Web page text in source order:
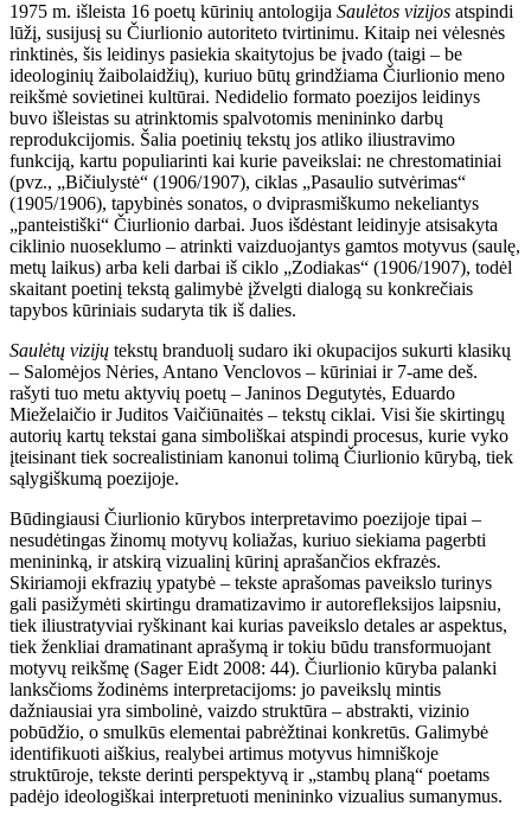
1975 m. išleista 16 poetų kūrinių antologija Saulėtos vizijos atspindi
lūžį, susijusį su Čiurlionio autoriteto tvirtinimu. Kitaip nei vėlesnės
rinktinės, šis leidinys pasiekia skaitytojus be įvado (taigi – be
ideologinių žaibolaidžių), kuriuo būtų grindžiama Čiurlionio meno
reikšmė sovietinei kultūrai. Nedidelio formato poezijos leidinys
buvo išleistas su atrinktomis spalvotomis menininko darbų
reprodukcijomis. Šalia poetinių tekstų jos atliko iliustravimo
funkciją, kartu populiarinti kai kurie paveikslai: ne chrestomatiniai
(pvz., „Bičiulystė“ (1906/1907), ciklas „Pasaulio sutvėrimas“
(1905/1906), tapybinės sonatos, o dviprasmiškumo nekeliantys
„panteistiški“ Čiurlionio darbai. Juos išdėstant leidinyje atsisakyta
ciklinio nuoseklumo – atrinkti vaizduojantys gamtos motyvus (saulę,
metų laikus) arba keli darbai iš ciklo „Zodiakas“ (1906/1907), todėl
skaitant poetinį tekstą galimybė įžvelgti dialogą su konkrečiais
tapybos kūriniais sudaryta tik iš dalies.
Saulėtų vizijų tekstų branduolį sudaro iki okupacijos sukurti klasikų
– Salomėjos Nėries, Antano Venclovos – kūriniai ir 7-ame deš.
rašyti tuo metu aktyvių poetų – Janinos Degutytės, Eduardo
Mieželaičio ir Juditos Vaičiūnaitės – tekstų ciklai. Visi šie skirtingų
autorių kartų tekstai gana simboliškai atspindi procesus, kurie vyko
įteisinant tiek socrealistiniam kanonui tolimą Čiurlionio kūrybą, tiek
sąlygiškumą poezijoje.
Būdingiausi Čiurlionio kūrybos interpretavimo poezijoje tipai –
nesudėtingas žinomų motyvų koliažas, kuriuo siekiama pagerbti
menininką, ir atskirą vizualinį kūrinį aprašančios ekfrazės.
Skiriamoji ekfrazių ypatybė – tekste aprašomas paveikslo turinys
gali pasižymėti skirtingu dramatizavimo ir autorefleksijos laipsniu,
tiek iliustratyviai ryškinant kai kurias paveikslo detales ar aspektus,
tiek ženkliai dramatinant aprašymą ir tokiu būdu transformuojant
motyvų reikšmę (Sager Eidt 2008: 44). Čiurlionio kūryba palanki
lanksčioms žodinėms interpretacijoms: jo paveikslų mintis
dažniausiai yra simbolinė, vaizdo struktūra – abstrakti, vizinio
pobūdžio, o smulkūs elementai pabrėžtinai konkretūs. Galimybė
identifikuoti aiškius, realybei artimus motyvus himniškoje
struktūroje, tekste derinti perspektyvą ir „stambų planą“ poetams
padėjo ideologiškai interpretuoti menininko vizualius sumanymus.